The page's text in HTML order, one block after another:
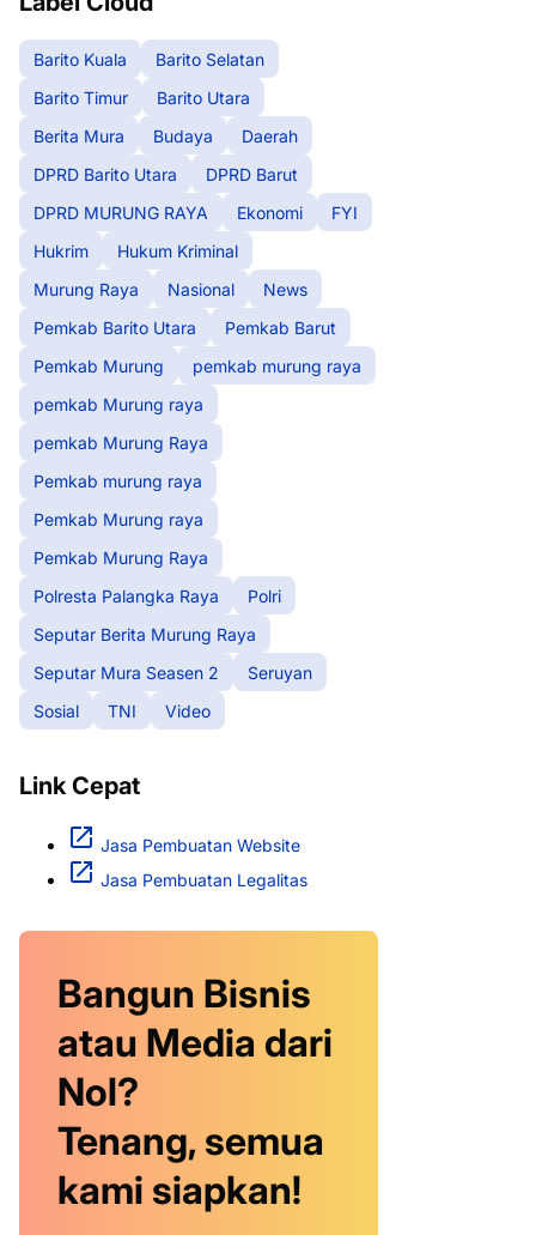
Barito Kuala
Barito Selatan
Barito Timur
Barito Utara
Berita Mura
Budaya
Daerah
DPRD Barito Utara
DPRD Barut
DPRD MURUNG RAYA
Ekonomi
FYI
Hukrim
Hukum Kriminal
Murung Raya
Nasional
News
Pemkab Barito Utara
Pemkab Barut
Pemkab Murung
pemkab murung raya
pemkab Murung raya
pemkab Murung Raya
Pemkab murung raya
Pemkab Murung raya
Pemkab Murung Raya
Polresta Palangka Raya
Polri
Seputar Berita Murung Raya
Seputar Mura Seasen 2
Seruyan
Sosial
TNI Video
Link Cepat
Jasa Pembuatan Website
Jasa Pembuatan Legalitas
Bangun Bisnis
atau Media dari
Nol?
Tenang, semua
kami siapkan!